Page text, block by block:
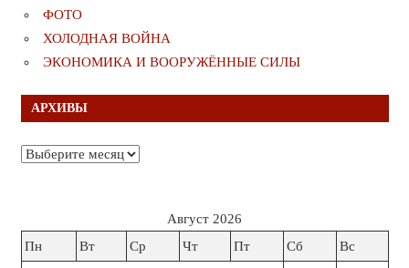
ФОТО
ХОЛОДНАЯ ВОЙНА
ЭКОНОМИКА И ВООРУЖЁННЫЕ СИЛЫ
АРХИВЫ
Архивы
Август 2026
Пн
Вт Ср Чт Пт Сб Вс